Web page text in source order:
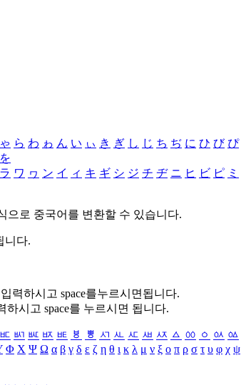
ゃ ら わ ゎ ん い ぃ き ぎ し じ ち ぢ に ひ び ぴ
を
ラ ワ ヮ ン イ ィ キ ギ シ ジ チ ヂ ニ ヒ ビ ピ ミ
으로 중국어를 변환할 수 있습니다.
니다.
력하시고 space를누르시면됩니다.
하시고 space를 누르시면 됩니다.
ㅳ ㅴ ㅵ ㅶ ㅷ ㅸ ㅹ ㅺ ㅻ ㅼ ㅽ ㅾ ㅿ ㆀ ㆁ ㆂ ㆃ
Φ Χ Ψ Ω α β γ δ ε ζ η θ ι κ λ μ ν ξ ο π ρ σ τ υ φ χ ψ